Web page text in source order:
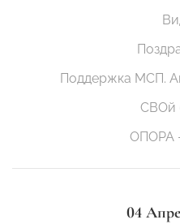
Поддержка МСП.
СВОй
ОПОРА
04